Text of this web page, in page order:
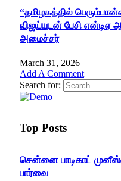
“தமிழகத்தில்
விஜய்யுடன் பேசி
அமைச்சர்
March 31, 2026
Add A Comment
Search for:
Top Posts
சென்னை பாடிகாட்
பார்வை